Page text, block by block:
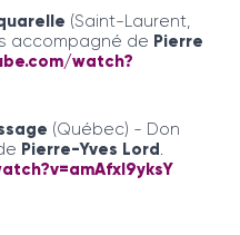
(Saint-Laurent,
accompagné de Pierre
watch?
(Québec) - Don
Pierre-Yves Lord.